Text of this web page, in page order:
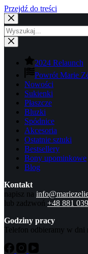
Przejdź do treści
2024 Relaunch
Powrót Marie
Nowości
Sukienki
Płaszcze
Bluzki
Spódnice
Akcesoria
Ostatnie sztuki
Bestsellery
Bony upominkowe
Blog
Kontakt
napisz na
lub zadzwoń +48 881
Godziny pracy
Telefon odbieramy w